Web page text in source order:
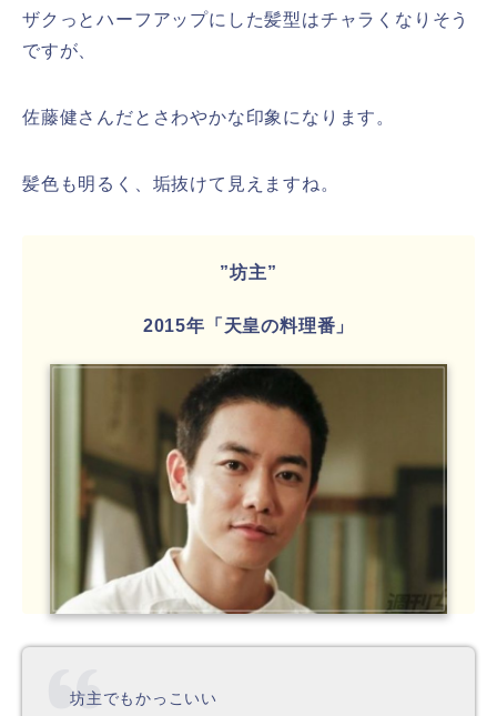
ザクっとハーフアップにした髪型はチャラくなりそう
ですが、
佐藤健さんだとさわやかな印象になります。
髪色も明るく、垢抜けて見えますね。
”坊主”
2015年「天皇の料理番」
坊主でもかっこいい